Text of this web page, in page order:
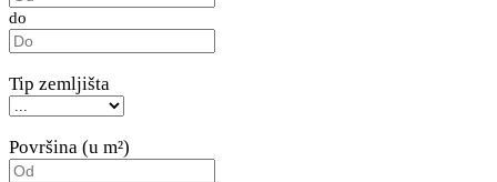
do
Tip zemljišta
Površina (u m²)